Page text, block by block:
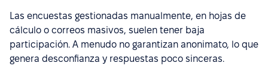
Las encuestas gestionadas manualmente, en hojas de
cálculo o correos masivos, suelen tener baja
participación. A menudo no garantizan anonimato, lo que
genera desconfianza y respuestas poco sinceras.